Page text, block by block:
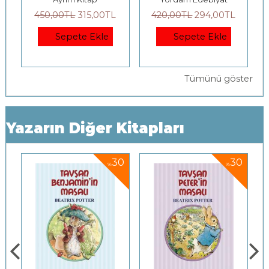
420,00TL 294,00TL
Sepete Ekle
680,00TL 476,00TL
Sepete Ekle
Tümünü göster
Yazarın Diğer Kitapları
%30 %30